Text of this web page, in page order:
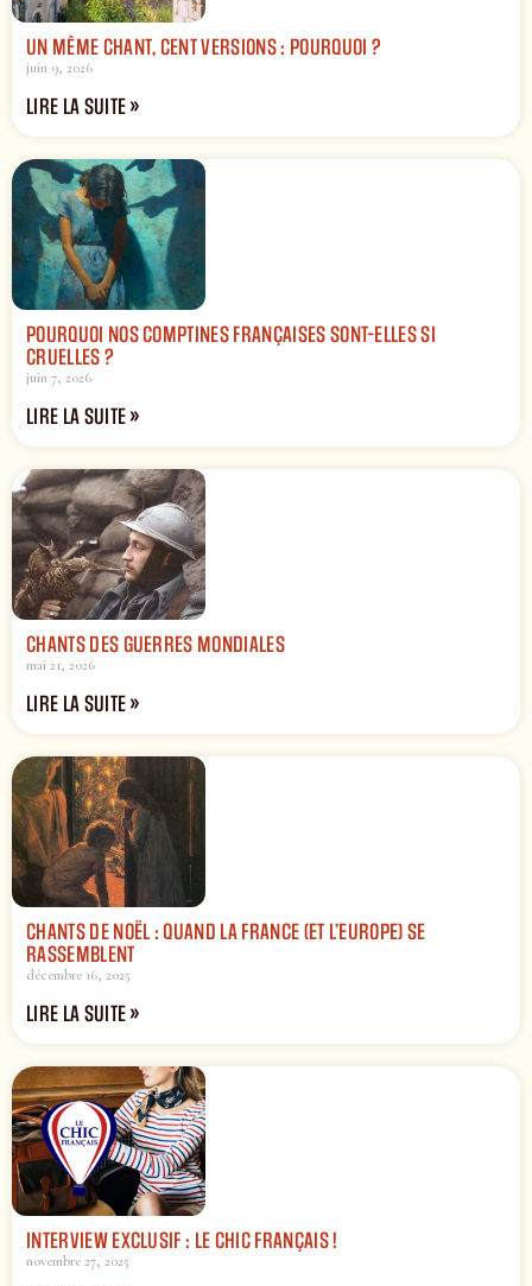
UN MÊME CHANT, CENT VERSIONS : POURQUOI ?
juin 9, 2026
LIRE LA SUITE »
POURQUOI NOS COMPTINES FRANÇAISES SONT-ELLES SI
CRUELLES ?
juin 7, 2026
LIRE LA SUITE »
CHANTS DES GUERRES MONDIALES
mai 21, 2026
LIRE LA SUITE »
CHANTS DE NOËL : QUAND LA FRANCE (ET L’EUROPE) SE
RASSEMBLENT
décembre 16, 2025
LIRE LA SUITE »
INTERVIEW EXCLUSIF : LE CHIC FRANÇAIS !
novembre 27, 2025